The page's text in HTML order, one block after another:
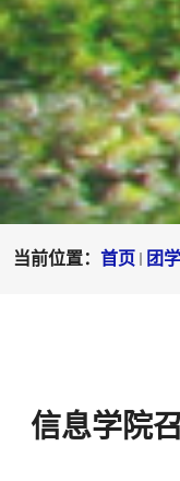
当前位置： 首页 团
信息学院